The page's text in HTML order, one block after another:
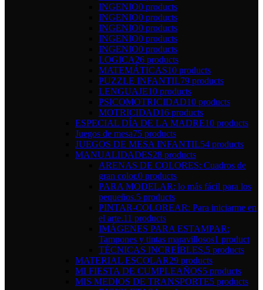
INGENIO0 products
INGENIO0 products
INGENIO0 products
INGENIO0 products
INGENIO0 products
LOGICA26 products
MATEMÁTICAS10 products
PUZZLE INFANTIL79 products
LENGUAJE10 products
PSICOMOTRICIDAD10 products
MOTRICIDAD16 products
ESPECIAL DÍA DE LA MADRE10 products
Juegos de mesa75 products
JUEGOS DE MESA INFANTIL54 products
MANUALIDADES28 products
ARENAS DE COLORES: Cuadros de
gran color.0 products
PARA MODELAR: lo más fácil para los
pequeños.5 products
PINTAR-COLOREAR: Para iniciarme en
el arte.11 products
IMÁGENES PARA ESTAMPAR:
Tampones y tintas maravillosos1 product
TÉCNICAS INCREÍBLES.5 products
MATERIAL ESCOLAR29 products
MI FIESTA DE CUMPLEAÑOS5 products
MIS MEDIOS DE TRANSPORTE5 products